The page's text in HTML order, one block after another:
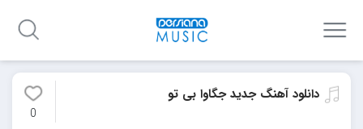
دانلود آهنگ جدید جگاوا بی تو
0